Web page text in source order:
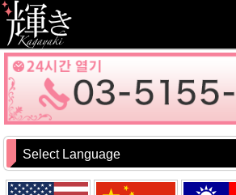
Select Language